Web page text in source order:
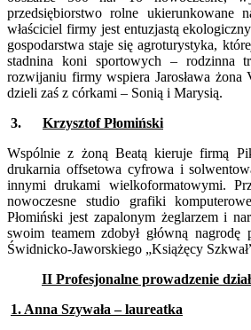
przedsiębiorstwo rolne ukierunkowane
właściciel firmy jest entuzjastą
gospodarstwa staje się agroturystyka,
stadnina koni sportowych – rodzinna
rozwijaniu firmy wspiera Jarosława żona
dzieli zaś z córkami – Sonią i Marysią.
3. Krzysztof Płomiński
Wspólnie z żoną Beatą kieruje firmą
drukarnia offsetowa cyfrowa i
innymi drukami wielkoformatowymi.
nowoczesne studio grafiki
Płomiński jest zapalonym żeglarzem i
swoim teamem zdobył główną nagrodę
Świdnicko-Jaworskiego „Książęcy
II Profesjonalne prowadzenie
1. Anna Szywała – laureatka